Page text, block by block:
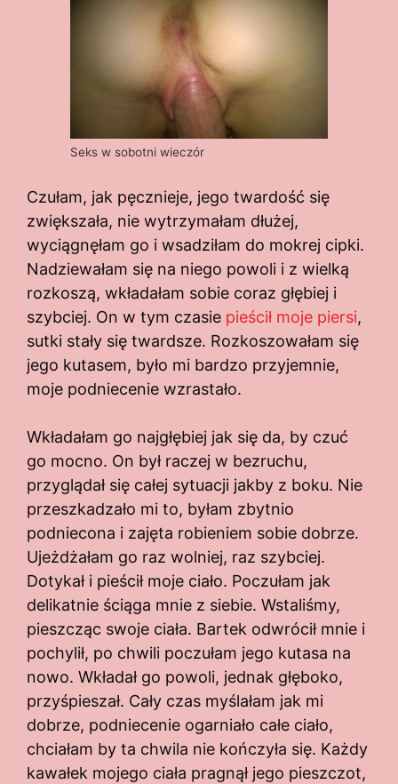
Seks w sobotni wieczór
Czułam, jak pęcznieje, jego twardość się
zwiększała, nie wytrzymałam dłużej,
wyciągnęłam go i wsadziłam do mokrej cipki.
Nadziewałam się na niego powoli i z wielką
rozkoszą, wkładałam sobie coraz głębiej i
szybciej. On w tym czasie pieścił moje piersi,
sutki stały się twardsze. Rozkoszowałam się
jego kutasem, było mi bardzo przyjemnie,
moje podniecenie wzrastało.
Wkładałam go najgłębiej jak się da, by czuć
go mocno. On był raczej w bezruchu,
przyglądał się całej sytuacji jakby z boku. Nie
przeszkadzało mi to, byłam zbytnio
podniecona i zajęta robieniem sobie dobrze.
Ujeżdżałam go raz wolniej, raz szybciej.
Dotykał i pieścił moje ciało. Poczułam jak
delikatnie ściąga mnie z siebie. Wstaliśmy,
pieszcząc swoje ciała. Bartek odwrócił mnie i
pochylił, po chwili poczułam jego kutasa na
nowo. Wkładał go powoli, jednak głęboko,
przyśpieszał. Cały czas myślałam jak mi
dobrze, podniecenie ogarniało całe ciało,
chciałam by ta chwila nie kończyła się. Każdy
kawałek mojego ciała pragnął jego pieszczot,